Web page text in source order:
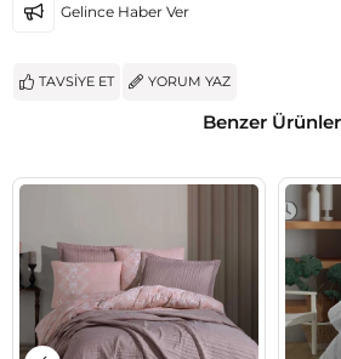
Gelince Haber Ver
TAVSIYE ET YORUM YAZ
Benzer Ürünler